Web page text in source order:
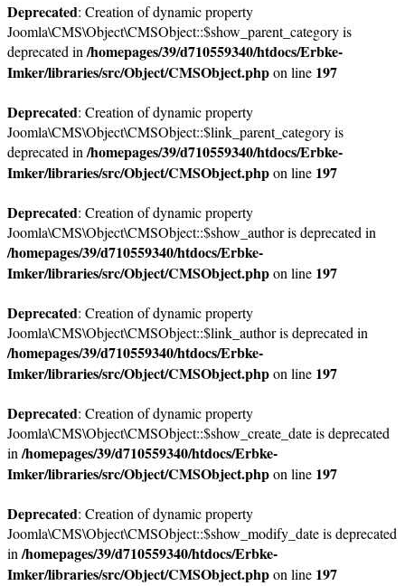
Deprecated: Creation of dynamic property
Joomla\CMS\Object\CMSObject::$show_parent_category is
deprecated in /homepages/39/d710559340/htdocs/Erbke-
Imker/libraries/src/Object/CMSObject.phpon line 197
Deprecated: Creation of dynamic property
Joomla\CMS\Object\CMSObject::$link_parent_category is
deprecated in /homepages/39/d710559340/htdocs/Erbke-
Imker/libraries/src/Object/CMSObject.phpon line 197
Deprecated: Creation of dynamic property
Joomla\CMS\Object\CMSObject::$show_author is deprecated in
/homepages/39/d710559340/htdocs/Erbke-
Imker/libraries/src/Object/CMSObject.phpon line 197
Deprecated: Creation of dynamic property
Joomla\CMS\Object\CMSObject::$link_author is deprecated in
/homepages/39/d710559340/htdocs/Erbke-
Imker/libraries/src/Object/CMSObject.phpon line 197
Deprecated: Creation of dynamic property
Joomla\CMS\Object\CMSObject::$show_create_date is deprecated
in /homepages/39/d710559340/htdocs/Erbke-
Imker/libraries/src/Object/CMSObject.phpon line 197
Deprecated: Creation of dynamic property
Joomla\CMS\Object\CMSObject::$show_modify_date is deprecated
in /homepages/39/d710559340/htdocs/Erbke-
Imker/libraries/src/Object/CMSObject.phpon line 197